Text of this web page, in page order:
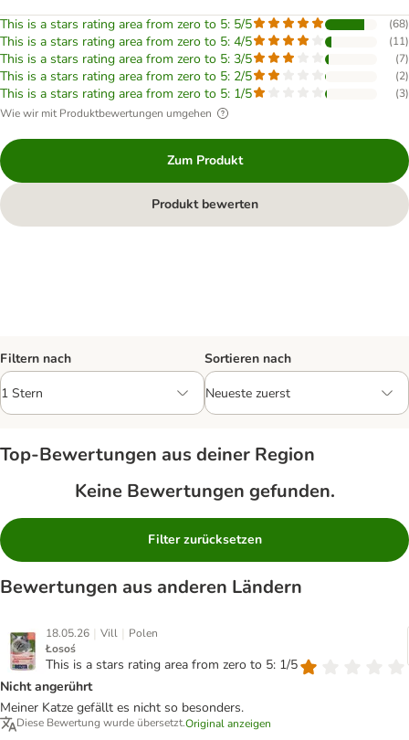
This is a stars rating area from zero to 5: 5/5 (68)
This is a stars rating area from zero to 5: 4/5 (11)
This is a stars rating area from zero to 5: 3/5 (7)
This is a stars rating area from zero to 5: 2/5 (2)
This is a stars rating area from zero to 5: 1/5 (3)
Wie wir mit Produktbewertungen umgehen
Zum Produkt
Produkt bewerten
Filtern nach Sortieren nach
Top‑Bewertungen aus deiner Region
Keine Bewertungen gefunden.
Filter zurücksetzen
Bewertungen aus anderen Ländern
18.05.26 | Vill | Polen
Łosoś
This is a stars rating area from zero to 5: 1/5
Nicht angerührt
Meiner Katze gefällt es nicht so besonders.
Diese Bewertung wurde übersetzt.Original anzeigen